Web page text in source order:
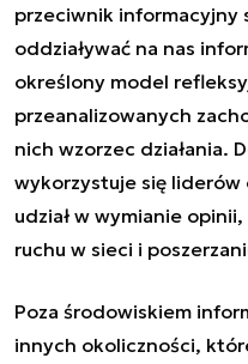
przeciwnik informacyjny
oddziaływać na nas
określony model
przeanalizowanych
nich wzorzec działania.
wykorzystuje się
udział w wymianie
ruchu w sieci i
Poza środowiskiem
innych okoliczności,